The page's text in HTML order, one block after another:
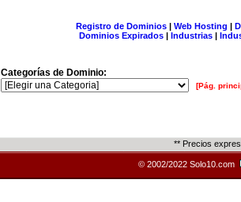
Registro de Dominios| Web Hosting |
Dominios Expirados | Industrias |
Categorías de Dominio:
[Pág.
** Precios
© 2002/2022 Solo10.com